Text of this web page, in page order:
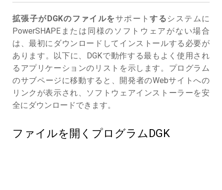
拡張子がDGKのファイルをサポートする システムに
PowerSHAPEまたは同様のソフトウェアがない場合
は、最初にダウンロードしてインストールする必要が
あります。以下に、DGKで動作する最もよく使用され
るアプリケーションのリストを示します。プログラム
のサブページに移動すると、開発者のWebサイトへの
リンクが表示され、ソフトウェアインストーラーを安
全にダウンロードできます。
ファイルを開くプログラムDGK